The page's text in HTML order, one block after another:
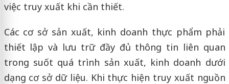
việc truy xuất khi cần thiết.
Các cơ sở sản xuất, kinh doanh thực phẩm phải
thiết lập và lưu trữ đầy đủ thông tin liên quan
trong suốt quá trình sản xuất, kinh doanh dưới
dạng cơ sở dữ liệu. Khi thực hiện truy xuất nguồn